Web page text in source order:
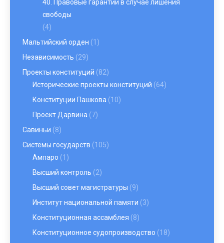
40. Правовые гарантии в случае лишения
свободы
(4)
Мальтийский орден (1)
Независимость (29)
Проекты конституций (82)
Исторические проекты конституций (64)
Конституции Пашкова (10)
Проект Дарвина (7)
Савиньи (8)
Системы государств (105)
Ампаро (1)
Высший контроль (2)
Высший совет магистратуры (9)
Институт национальной памяти (3)
Конституционная ассамблея (8)
Конституционное судопроизводство (18)